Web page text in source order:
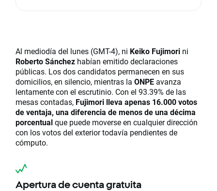
Al mediodía del lunes (GMT-4), ni Keiko Fujimori ni
Roberto Sánchez habían emitido declaraciones
públicas. Los dos candidatos permanecen en sus
domicilios, en silencio, mientras la ONPE avanza
lentamente con el escrutinio. Con el 93.39% de las
mesas contadas, Fujimori lleva apenas 16.000 votos
de ventaja, una diferencia de menos de una décima
porcentualque puede moverse en cualquier dirección
con los votos del exterior todavía pendientes de
cómputo.
Apertura de cuenta gratuita